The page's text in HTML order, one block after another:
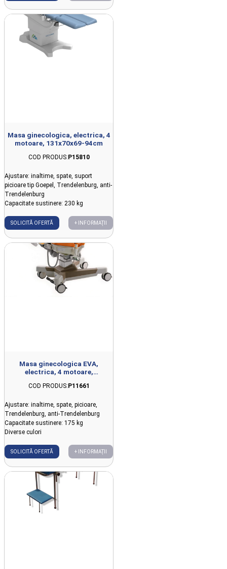
Masa ginecologica, electrica, 4
motoare, 131x70x69-94cm
COD PRODUS:P15810
Ajustare: inaltime, spate, suport
picioare tip Goepel, Trendelenburg, anti-
Trendelenburg
Capacitate sustinere: 230 kg
SOLICITĂ OFERTĂ + INFORMAȚII
Masa ginecologica EVA,
electrica, 4 motoare,
COD PRODUS:P11661
Ajustare: inaltime, spate, picioare,
Trendelenburg, anti-Trendelenburg
Capacitate sustinere: 175 kg
Diverse culori
SOLICITĂ OFERTĂ + INFORMAȚII